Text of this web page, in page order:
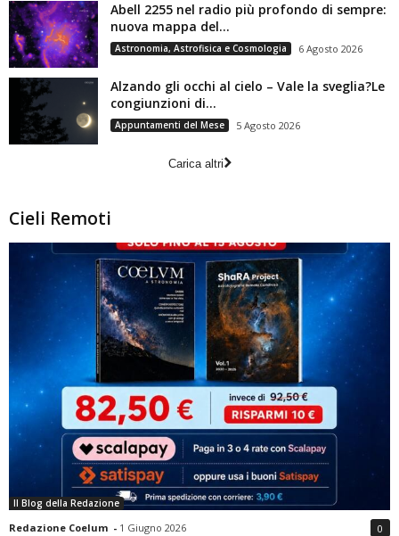
Abell 2255 nel radio più profondo di sempre:
nuova mappa del...
Astronomia, Astrofisica e Cosmologia 6 Agosto 2026
Alzando gli occhi al cielo – Vale la sveglia?Le
congiunzioni di...
Appuntamenti del Mese 5 Agosto 2026
Carica altri
Cieli Remoti
Il Blog della Redazione
Redazione Coelum - 1 Giugno 2026 0